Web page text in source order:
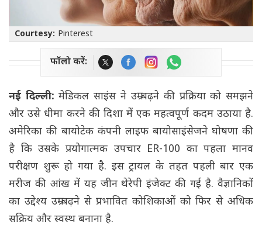
Courtesy: Pinterest
फॉलो करें:
नई दिल्ली:मेडिकल साइंस ने उम्र बढ़ने की प्रक्रिया को समझने
और उसे धीमा करने की दिशा में एक महत्वपूर्ण कदम उठाया है.
अमेरिका की बायोटेक कंपनी लाइफ बायोसाइंसेजने घोषणा की
है कि उसके प्रयोगात्मक उपचार ER-100 का पहला मानव
परीक्षण शुरू हो गया है. इस ट्रायल के तहत पहली बार एक
मरीज की आंख में यह जीन थेरेपी इंजेक्ट की गई है. वैज्ञानिकों
का उद्देश्य उम्र बढ़ने से प्रभावित कोशिकाओं को फिर से अधिक
सक्रिय और स्वस्थ बनाना है.